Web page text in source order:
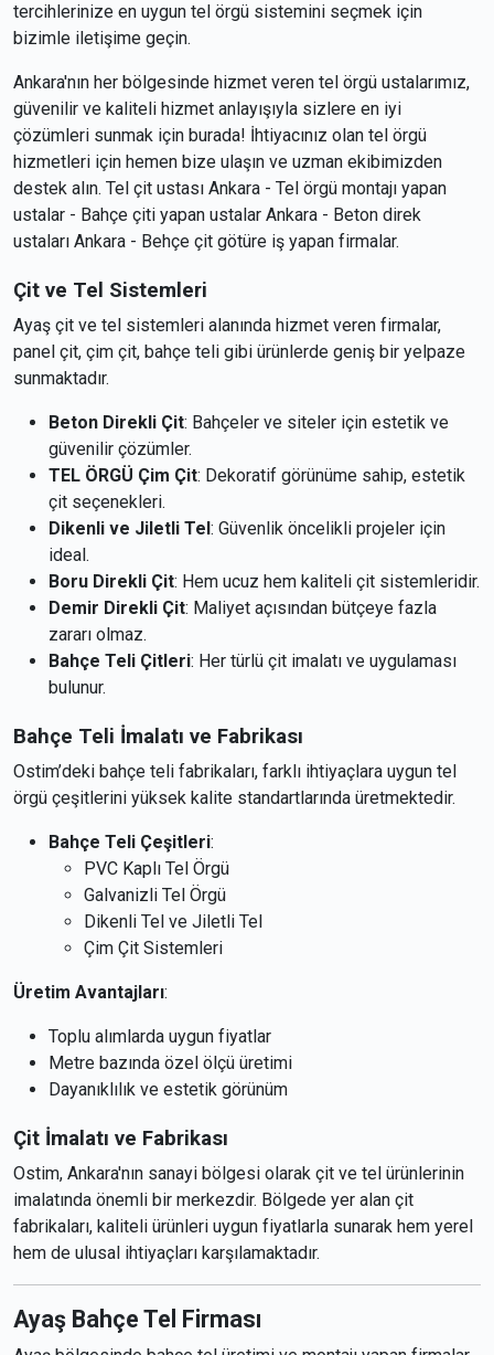
tercihlerinize en uygun tel örgü sistemini seçmek için
bizimle iletişime geçin.
Ankara'nın her bölgesinde hizmet veren tel örgü ustalarımız,
güvenilir ve kaliteli hizmet anlayışıyla sizlere en iyi
çözümleri sunmak için burada! İhtiyacınız olan tel örgü
hizmetleri için hemen bize ulaşın ve uzman ekibimizden
destek alın. Tel çit ustası Ankara - Tel örgü montajı yapan
ustalar - Bahçe çiti yapan ustalar Ankara - Beton direk
ustaları Ankara - Behçe çit götüre iş yapan firmalar.
Çit ve Tel Sistemleri
Ayaş çit ve tel sistemleri alanında hizmet veren firmalar,
panel çit, çim çit, bahçe teli gibi ürünlerde geniş bir yelpaze
sunmaktadır.
Beton Direkli Çit: Bahçeler ve siteler için estetik ve
güvenilir çözümler.
TEL ÖRGÜ Çim Çit: Dekoratif görünüme sahip, estetik
çit seçenekleri.
Dikenli ve Jiletli Tel : Güvenlik öncelikli projeler için
ideal.
Boru Direkli Çit: Hem ucuz hem kaliteli çit sistemleridir.
Demir Direkli Çit: Maliyet açısından bütçeye fazla
zararı olmaz.
Bahçe Teli Çitleri: Her türlü çit imalatı ve uygulaması
bulunur.
Bahçe Teli İmalatı ve Fabrikası
Ostim’deki bahçe teli fabrikaları, farklı ihtiyaçlara uygun tel
örgü çeşitlerini yüksek kalite standartlarında üretmektedir.
Bahçe Teli Çeşitleri:
PVC Kaplı Tel Örgü
Galvanizli Tel Örgü
Dikenli Tel ve Jiletli Tel
Çim Çit Sistemleri
Üretim Avantajları:
Toplu alımlarda uygun fiyatlar
Metre bazında özel ölçü üretimi
Dayanıklılık ve estetik görünüm
Çit İmalatı ve Fabrikası
Ostim, Ankara'nın sanayi bölgesi olarak çit ve tel ürünlerinin
imalatında önemli bir merkezdir. Bölgede yer alan çit
fabrikaları, kaliteli ürünleri uygun fiyatlarla sunarak hem yerel
hem de ulusal ihtiyaçları karşılamaktadır.
Ayaş Bahçe Tel Firması